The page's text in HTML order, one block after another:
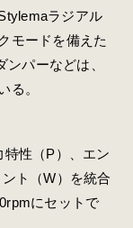
ラジアル
モードを備えた
パーなどは、
る。
性（P）、エン
ト（W）を統合
にセットで